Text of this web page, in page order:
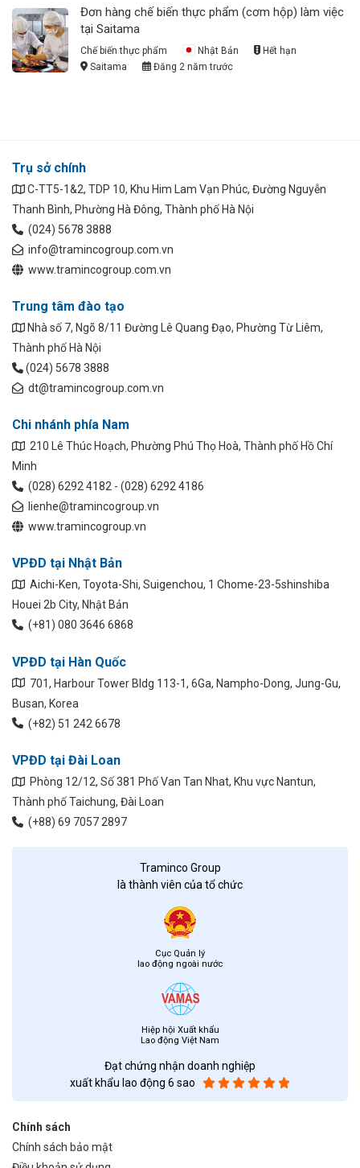
Đơn hàng chế biến thực phẩm (cơm hộp) làm việc
tại Saitama
Chế biến thực phẩm Nhật Bản
Hết hạn
Saitama
Đăng 2 năm trước
Trụ sở chính
C-TT5-1&2, TDP 10, Khu Him Lam Vạn Phúc, Đường Nguyễn
Thanh Bình, Phường Hà Đông, Thành phố Hà Nội
(024) 5678 3888
info@tramincogroup.com.vn
www.tramincogroup.com.vn
Trung tâm đào tạo
Nhà số 7, Ngõ 8/11 Đường Lê Quang Đạo, Phường Từ Liêm,
Thành phố Hà Nội
(024) 5678 3888
dt@tramincogroup.com.vn
Chi nhánh phía Nam
210 Lê Thúc Hoạch, Phường Phú Thọ Hoà, Thành phố Hồ Chí
Minh
(028) 6292 4182 - (028) 6292 4186
lienhe@tramincogroup.vn
www.tramincogroup.vn
VPĐD tại Nhật Bản
Aichi-Ken, Toyota-Shi, Suigenchou, 1 Chome-23-5shinshiba
Houei 2b City, Nhật Bản
(+81) 080 3646 6868
VPĐD tại Hàn Quốc
701, Harbour Tower Bldg 113-1, 6Ga, Nampho-Dong, Jung-Gu,
Busan, Korea
(+82) 51 242 6678
VPĐD tại Đài Loan
Phòng 12/12, Số 381 Phố Van Tan Nhat, Khu vực Nantun,
Thành phố Taichung, Đài Loan
(+88) 69 7057 2897
Traminco Group
là thành viên của tổ chức
Cục Quản lý
lao động ngoài nước
Hiệp hội Xuất khẩu
Lao động Việt Nam
Đạt chứng nhận doanh nghiệp
xuất khẩu lao động 6 sao
Chính sách
Chính sách bảo mật